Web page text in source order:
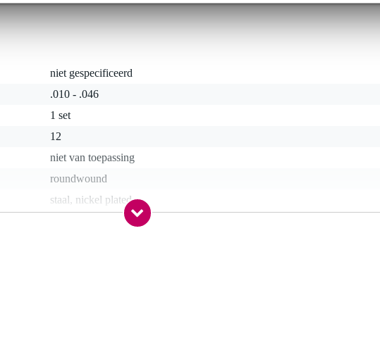
niet gespecificeerd
.010 - .046
1 set
12
niet van toepassing
roundwound
staal, nickel plated
niet van toepassing